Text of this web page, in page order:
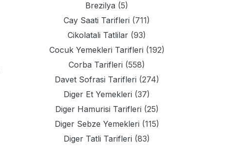
Brezilya (5)
Cay Saati Tarifleri (711)
Cikolatali Tatlilar (93)
Cocuk Yemekleri Tarifleri (192)
Corba Tarifleri (558)
Davet Sofrasi Tarifleri (274)
Diger Et Yemekleri (37)
Diger Hamurisi Tarifleri (25)
Diger Sebze Yemekleri (115)
Diger Tatli Tarifleri (83)